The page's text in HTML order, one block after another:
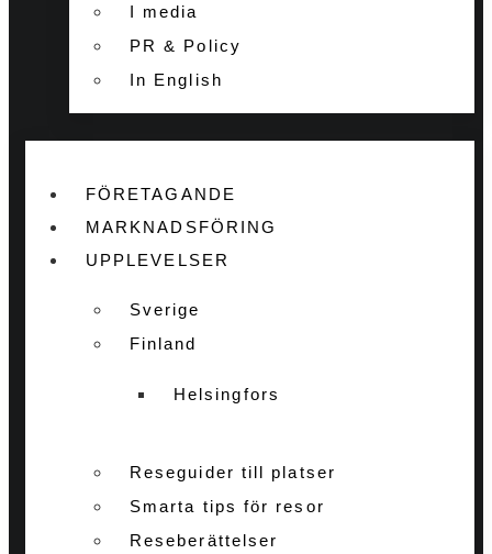
I media
PR & Policy
In English
FÖRETAGANDE
MARKNADSFÖRING
UPPLEVELSER
Sverige
Finland
Helsingfors
Reseguider till platser
Smarta tips för resor
Reseberättelser